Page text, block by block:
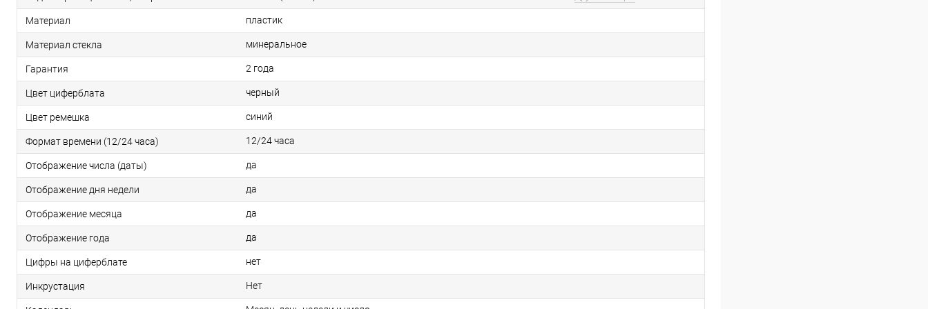
Материал пластик
Материал стекла минеральное
Гарантия 2 года
Цвет циферблата черный
Цвет ремешка синий
Формат времени (12/24 часа) 12/24 часа
Отображение числа (даты) да
Отображение дня недели да
Отображение месяца да
Отображение года да
Цифры на циферблате нет
Инкрустация Нет